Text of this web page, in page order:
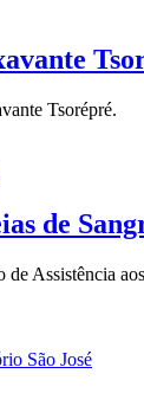
Tsorépré.
de
Assistência